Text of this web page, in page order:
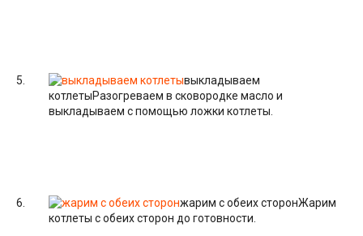
выкладываем
котлетыРазогреваем в сковородке масло и
выкладываем с помощью ложки котлеты.
жарим с обеих сторонЖарим
котлеты с обеих сторон до готовности.